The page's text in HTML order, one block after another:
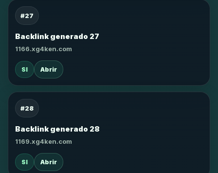
#27
Backlink generado 27
1166.xg4ken.com
SI Abrir
#28
Backlink generado 28
1169.xg4ken.com
SI Abrir